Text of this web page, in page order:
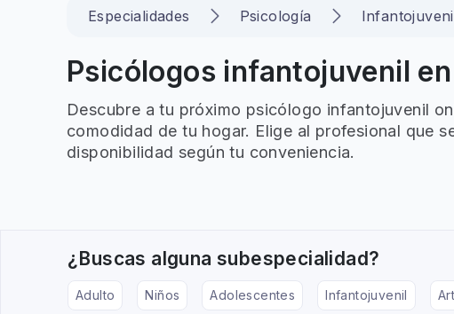
Especialidades Psicología
Psicólogos infantojuvenil
Descubre a tu próximo psicólogo infantojuvenil
comodidad de tu hogar. Elige al profesional que
disponibilidad según tu conveniencia.
¿Buscas alguna subespecialidad?
Adulto Niños Adolescentes Infantojuvenil